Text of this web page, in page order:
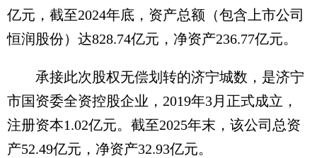
亿元，截至2024年底，资产总额（包含上市公司
恒润股份）达828.74亿元，净资产236.77亿元。
承接此次股权无偿划转的济宁城数，是济宁
市国资委全资控股企业，2019年3月正式成立，
注册资本1.02亿元。截至2025年末，该公司总资
产52.49亿元，净资产32.93亿元。